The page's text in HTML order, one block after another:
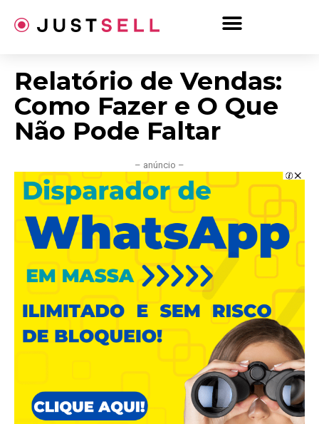
para
Relatório de Vendas:
Como Fazer e O Que
Não Pode Faltar
– anúncio –